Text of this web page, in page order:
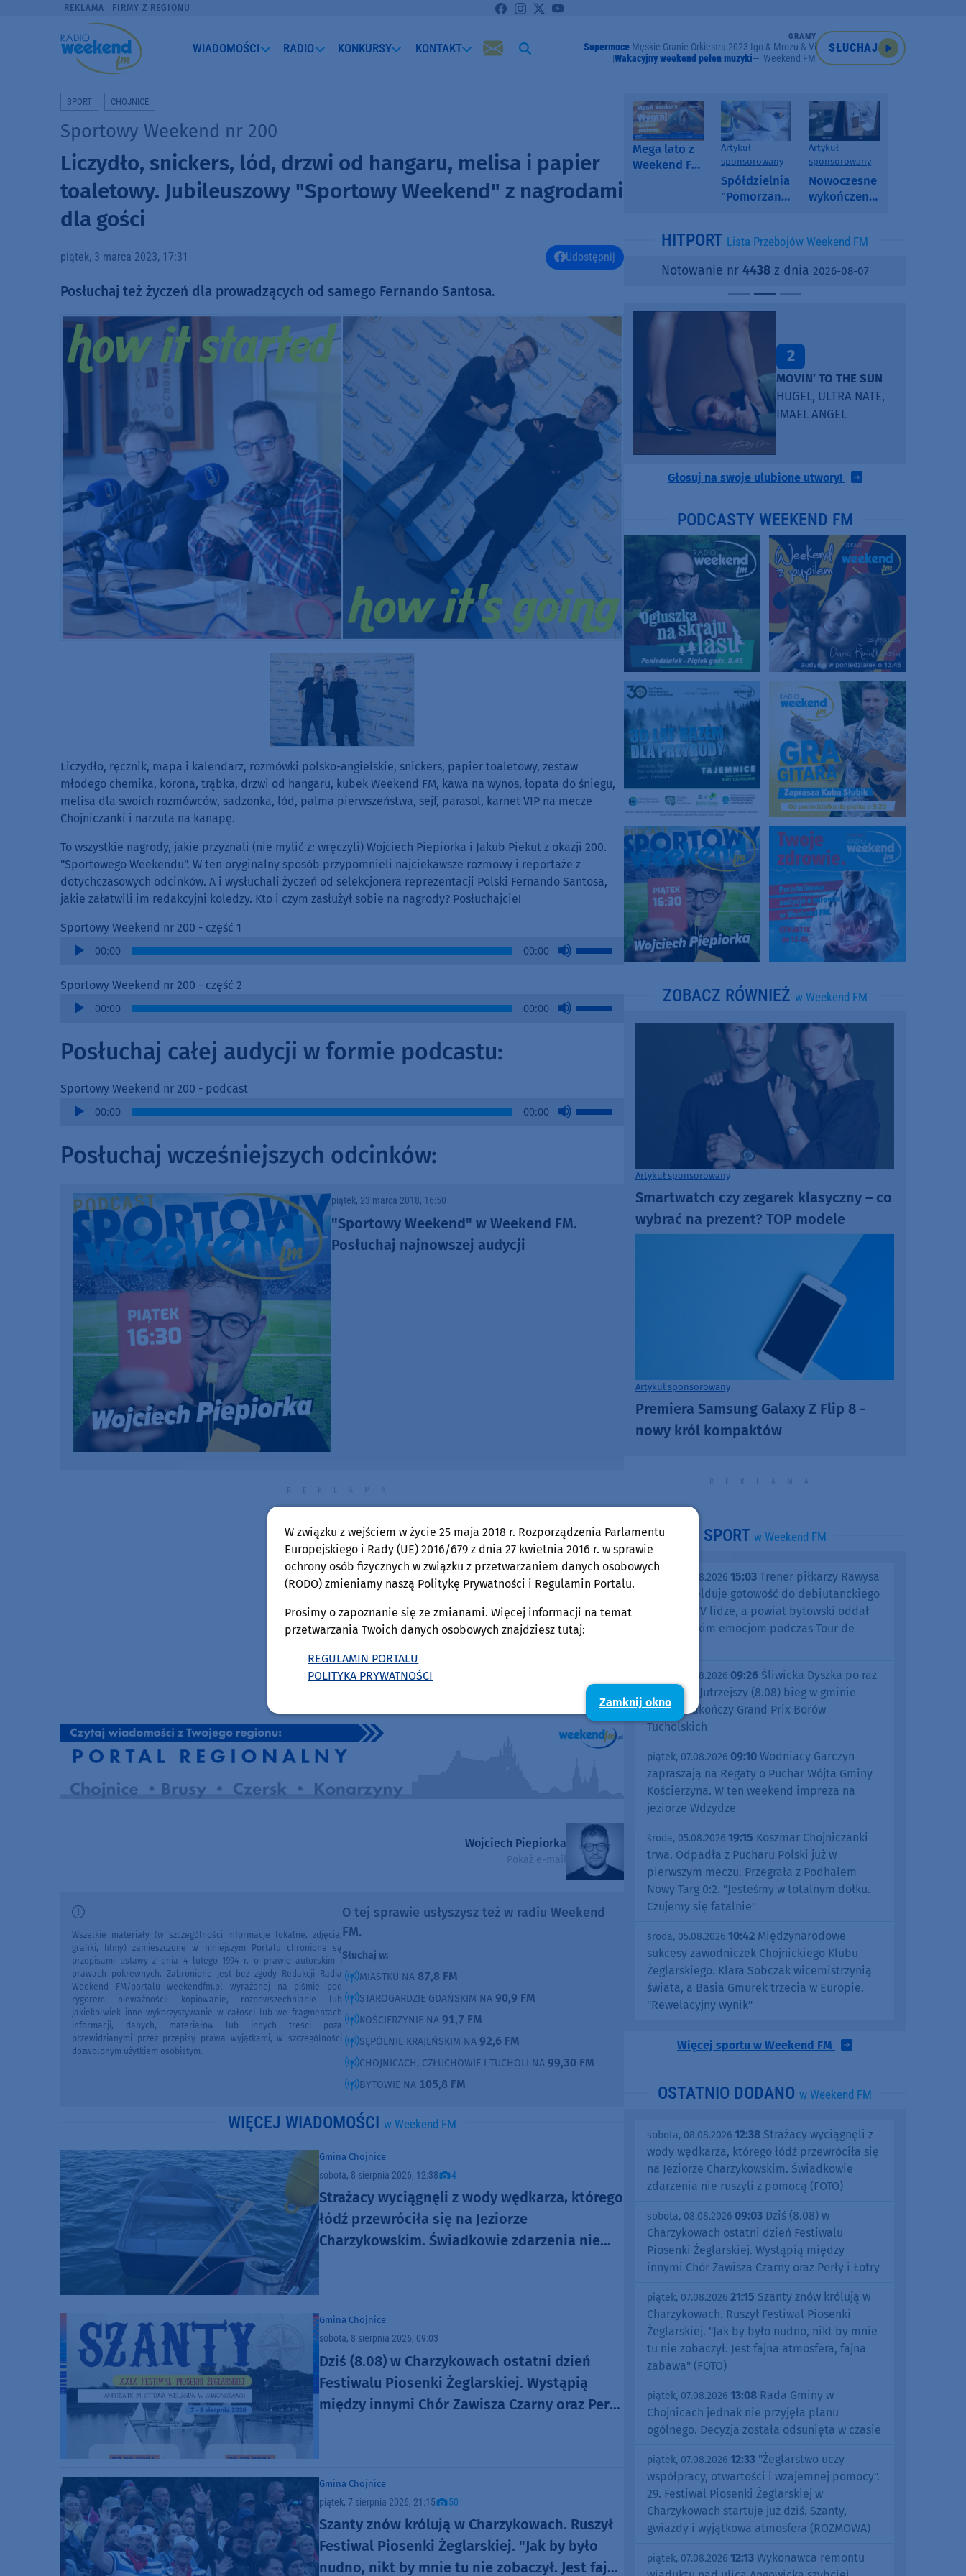
REKLAMA FIRMY Z REGIONU
WIADOMOŚCI RADIO KONKURSY KONTAKT
GRAMY
Supermoce Męskie Granie Orkiestra 2023 Igo & Mrozu & Vito Bambino
Wakacyjny weekend pełen muzyki
Weekend FM
SŁUCHAJ
SPORT CHOJNICE
Sportowy Weekend nr 200
Liczydło, snickers, lód, drzwi od hangaru, melisa i papier
toaletowy. Jubileuszowy "Sportowy Weekend" z nagrodami
dla gości
piątek, 3 marca 2023, 17:31 Udostępnij
Posłuchaj też życzeń dla prowadzących od samego Fernando Santosa.
Liczydło, ręcznik, mapa i kalendarz, rozmówki polsko-angielskie, snickers, papier toaletowy, zestaw
młodego chemika, korona, trąbka, drzwi od hangaru, kubek Weekend FM, kawa na wynos, łopata do śniegu,
melisa dla swoich rozmówców, sadzonka, lód, palma pierwszeństwa, sejf, parasol, karnet VIP na mecze
Chojniczanki i narzuta na kanapę.
To wszystkie nagrody, jakie przyznali (nie mylić z: wręczyli) Wojciech Piepiorka i Jakub Piekut z okazji 200.
"Sportowego Weekendu". W ten oryginalny sposób przypomnieli najciekawsze rozmowy i reportaże z
dotychczasowych odcinków. A i wysłuchali życzeń od selekcjonera reprezentacji Polski Fernando Santosa,
jakie załatwili im redakcyjni koledzy. Kto i czym zasłużył sobie na nagrody? Posłuchajcie!
Sportowy Weekend nr 200 - część 1
Audio
00:00 00:00
Use
Up/Down
to
Sportowy Weekend nr 200 - część 2
Audio
00:00 00:00
Use
or
Posłuchaj całej audycji w formie podcastu:
Sportowy Weekend nr 200 - podcast
Audio
00:00 00:00
Use
decrease
Posłuchaj wcześniejszych odcinków:
piątek, 23 marca 2018, 16:50
"Sportowy Weekend" w Weekend FM.
Posłuchaj najnowszej audycji
Wojciech Piepiorka
Pokaż e-mail
O tej sprawie usłyszysz też w radiu Weekend
FM.
Słuchaj w:
MIASTKU NA 87,8 FM
STAROGARDZIE GDAŃSKIM NA 90,9 FM
KOŚCIERZYNIE NA 91,7 FM
SĘPÓLNIE KRAJEŃSKIM NA 92,6 FM
CHOJNICACH, CZŁUCHOWIE I TUCHOLI NA 99,30 FM
BYTOWIE NA 105,8 FM
Wszelkie materiały (w szczególności informacje lokalne, zdjęcia,
grafiki, filmy) zamieszczone w niniejszym Portalu chronione są
przepisami ustawy z dnia 4 lutego 1994 r. o prawie autorskim i
prawach pokrewnych. Zabronione jest bez zgody Redakcji Radia
Weekend FM/portalu weekendfm.pl wyrażonej na piśmie pod
rygorem nieważności: kopiowanie, rozpowszechnianie lub
jakiekolwiek inne wykorzystywanie w całości lub we fragmentach
informacji, danych, materiałów lub innych treści poza
przewidzianymi przez przepisy prawa wyjątkami, w szczególności
dozwolonym użytkiem osobistym.
WIĘCEJ WIADOMOŚCI w Weekend FM
Gmina Chojnice
sobota, 8 sierpnia 2026, 12:38 4
Strażacy wyciągnęli z wody wędkarza, którego
łódź przewróciła się na Jeziorze
Charzykowskim. Świadkowie zdarzenia nie
Gmina Chojnice
sobota, 8 sierpnia 2026, 09:03
Dziś (8.08) w Charzykowach ostatni dzień
Festiwalu Piosenki Żeglarskiej. Wystąpią
między innymi Chór Zawisza Czarny oraz Perły
Gmina Chojnice
piątek, 7 sierpnia 2026, 21:15 50
Szanty znów królują w Charzykowach. Ruszył
Festiwal Piosenki Żeglarskiej. "Jak by było
nudno, nikt by mnie tu nie zobaczył. Jest fajna
Mega lato z
Weekend FM
Artykuł
sponsorowany
Spółdzielnia
"Pomorzanka"
informuje o
i ofertach
najmu
Artykuł
sponsorowany
Nowoczesne
wykończenia
SPC, WPC i
kamienny
HITPORT Lista Przebojów Weekend FM
Notowanie nr 4438z dnia 2026-08-07
2
MOVIN’ TO THE SUN
HUGEL, ULTRA NATE,
IMAEL ANGEL
Głosuj na swoje ulubione utwory!
PODCASTY WEEKEND FM
ZOBACZ RÓWNIEŻ w Weekend FM
Artykuł sponsorowany
Smartwatch czy zegarek klasyczny – co
wybrać na prezent? TOP modele
Artykuł sponsorowany
Premiera Samsung Galaxy Z Flip 8 -
nowy król kompaktów
SPORT w Weekend FM
piątek, 07.08.2026 15:03 Trener piłkarzy Rawysa
Raciąż melduje gotowość do debiutanckiego
sezonu w IV lidze, a powiat bytowski oddał
się kolarskim emocjom podczas Tour de
piątek, 07.08.2026 09:26 Śliwicka Dyszka po raz
dziesiąty. Jutrzejszy (8.08) bieg w gminie
Śliwice zakończy Grand Prix Borów
Tucholskich
piątek, 07.08.2026 09:10 Wodniacy Garczyn
zapraszają na Regaty o Puchar Wójta Gminy
Kościerzyna. W ten weekend impreza na
jeziorze Wdzydze
środa, 05.08.2026 19:15 Koszmar Chojniczanki
trwa. Odpadła z Pucharu Polski już w
pierwszym meczu. Przegrała z Podhalem
Nowy Targ 0:2. "Jesteśmy w totalnym dołku.
Czujemy się fatalnie"
środa, 05.08.2026 10:42 Międzynarodowe
sukcesy zawodniczek Chojnickiego Klubu
Żeglarskiego. Klara Sobczak wicemistrzynią
świata, a Basia Gmurek trzecia w Europie.
"Rewelacyjny wynik"
Więcej sportu w Weekend FM
OSTATNIO DODANO w Weekend FM
sobota, 08.08.2026 12:38 Strażacy wyciągnęli z
wody wędkarza, którego łódź przewróciła się
na Jeziorze Charzykowskim. Świadkowie
zdarzenia nie ruszyli z pomocą (FOTO)
sobota, 08.08.2026 09:03 Dziś (8.08) w
Charzykowach ostatni dzień Festiwalu
Piosenki Żeglarskiej. Wystąpią między
innymi Chór Zawisza Czarny oraz Perły i Łotry
piątek, 07.08.2026 21:15 Szanty znów królują w
Charzykowach. Ruszył Festiwal Piosenki
Żeglarskiej. "Jak by było nudno, nikt by mnie
tu nie zobaczył. Jest fajna atmosfera, fajna
zabawa" (FOTO)
piątek, 07.08.2026 13:08 Rada Gminy w
Chojnicach jednak nie przyjęła planu
ogólnego. Decyzja została odsunięta w czasie
piątek, 07.08.2026 12:33 "Żeglarstwo uczy
współpracy, otwartości i wzajemnej pomocy".
29. Festiwal Piosenki Żeglarskiej w
Charzykowach startuje już dziś. Szanty,
gwiazdy i wyjątkowa atmosfera (ROZMOWA)
piątek, 07.08.2026 12:13 Wykonawca remontu
W związku z wejściem w życie 25 maja 2018 r. Rozporządzenia Parlamentu
Europejskiego i Rady (UE) 2016/679 z dnia 27 kwietnia 2016 r. w sprawie
ochrony osób fizycznych w związku z przetwarzaniem danych osobowych
(RODO) zmieniamy naszą Politykę Prywatności i Regulamin Portalu.
Prosimy o zapoznanie się ze zmianami. Więcej informacji na temat
przetwarzania Twoich danych osobowych znajdziesz tutaj:
REGULAMIN PORTALU
POLITYKA PRYWATNOŚCI
Zamknij okno